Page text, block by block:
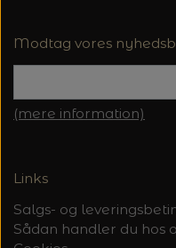
Modtag vores
(mere information)
Links
Salgs- og
Sådan handler du hos